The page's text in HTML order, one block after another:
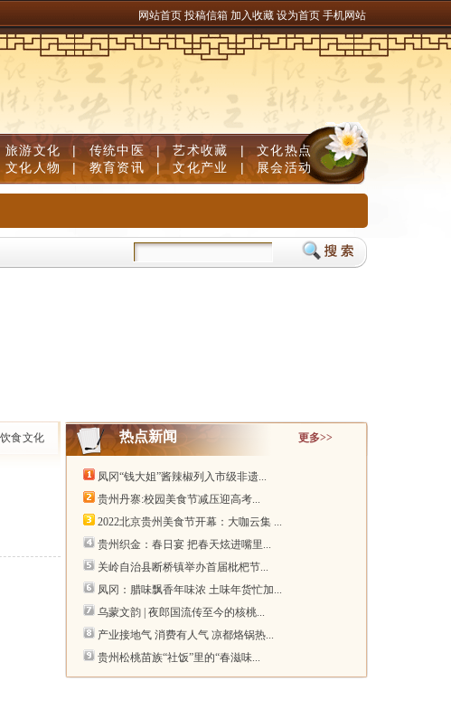
网站首页 投稿信箱 加入收藏 设为首页 手机网站
旅游文化 | 传统中医 | 艺术收藏 | 文化热点
文化人物 | 教育资讯 | 文化产业 | 展会活动
：百年古寨育英才 和谐家园客如流 2025年东西部协作帮扶促消费暨糯食产业招商会在贞
饮食文化 热点新闻 更多>>
凤冈“钱大姐”酱辣椒列入市级非遗...
贵州丹寨:校园美食节减压迎高考...
2022北京贵州美食节开幕：大咖云集 ...
贵州织金：春日宴 把春天炫进嘴里...
关岭自治县断桥镇举办首届枇杷节...
凤冈：腊味飘香年味浓 土味年货忙加...
乌蒙文韵 | 夜郎国流传至今的核桃...
产业接地气 消费有人气 凉都烙锅热...
贵州松桃苗族“社饭”里的“春滋味...